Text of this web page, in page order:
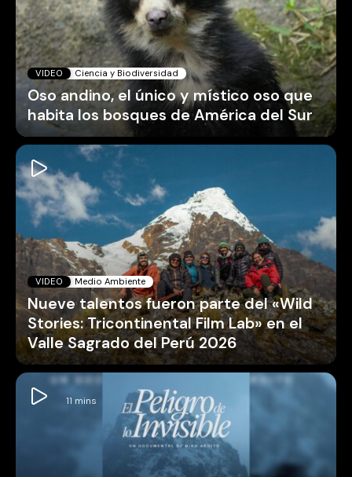
VIDEO Ciencia y Biodiversidad
Oso andino, el único y místico oso que
habita los bosques de América del Sur
VIDEO Medio Ambiente
Nueve talentos fueron parte del «Wild
Stories: Tricontinental Film Lab» en el
Valle Sagrado del Perú 2026